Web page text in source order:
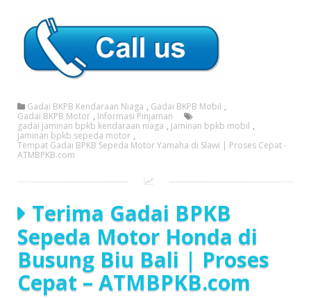
Gadai BKPB Kendaraan Niaga , Gadai BKPB Mobil ,
Gadai BKPB Motor , Informasi Pinjaman
gadai jaminan bpkb kendaraan niaga , jaminan bpkb mobil ,
jaminan bpkb sepeda motor ,
Tempat Gadai BPKB Sepeda Motor Yamaha di Slawi | Proses Cepat -
ATMBPKB.com
Terima Gadai BPKB
Sepeda Motor Honda di
Busung Biu Bali | Proses
Cepat – ATMBPKB.com